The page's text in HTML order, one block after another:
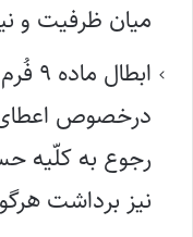
میان ظرفیت و
درخصوص اعطای
رجوع به کلّیه
نیز برداشت